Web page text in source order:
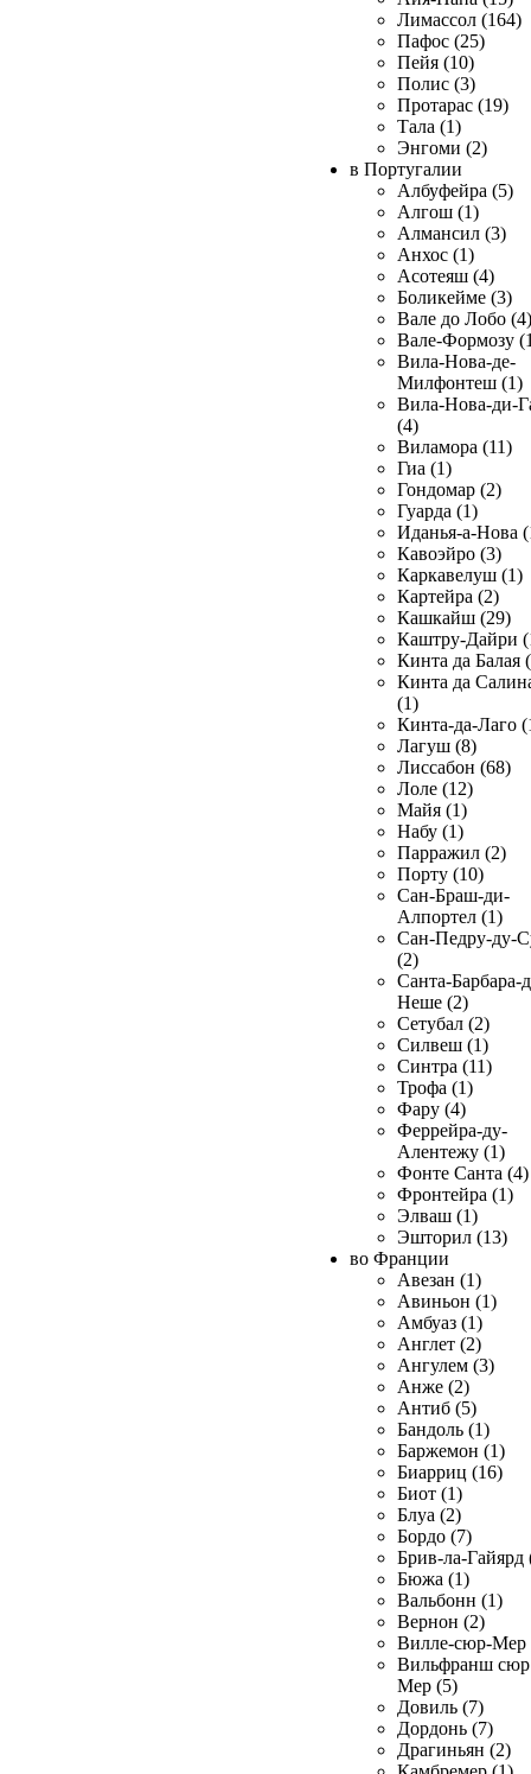
Лимассол (164)
Пафос (25)
Пейя (10)
Полис (3)
Протарас (19)
Тала (1)
Энгоми (2)
в Португалии
Албуфейра (5)
Алгош (1)
Алмансил (3)
Анхос (1)
Асотеяш (4)
Боликейме (3)
Вале до Лобо (4)
Вале-Формозу
Вила-Нова-де-
Милфонтеш (1)
Вила-Нова-ди-
(4)
Виламора (11)
Гиа (1)
Гондомар (2)
Гуарда (1)
Иданья-а-Нова
Кавоэйро (3)
Каркавелуш (1)
Картейра (2)
Кашкайш (29)
Каштру-Дайри
Кинта да Балая
Кинта да
(1)
Кинта-да-Лаго
Лагуш (8)
Лиссабон (68)
Лоле (12)
Майя (1)
Набу (1)
Парражил (2)
Порту (10)
Сан-Браш-ди-
Алпортел (1)
Сан-Педру-ду-
(2)
Санта-Барбара-
Неше (2)
Сетубал (2)
Силвеш (1)
Синтра (11)
Трофа (1)
Фару (4)
Феррейра-ду-
Алентежу (1)
Фонте Санта (4)
Фронтейра (1)
Элваш (1)
Эшторил (13)
во Франции
Авезан (1)
Авиньон (1)
Амбуаз (1)
Англет (2)
Ангулем (3)
Анже (2)
Антиб (5)
Бандоль (1)
Баржемон (1)
Биарриц (16)
Биот (1)
Блуа (2)
Бордо (7)
Брив-ла-Гайярд
Бюжа (1)
Вальбонн (1)
Вернон (2)
Вилле-сюр-Мер
Вильфранш сюр
Мер (5)
Довиль (7)
Дордонь (7)
Драгиньян (2)